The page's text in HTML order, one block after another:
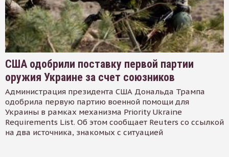
США одобрили поставку первой партии
оружия Украине за счет союзников
Администрация президента США Дональда Трампа
одобрила первую партию военной помощи для
Украины в рамках механизма Priority Ukraine
Requirements List. Об этом сообщает Reuters со ссылкой
на два источника, знакомых с ситуацией